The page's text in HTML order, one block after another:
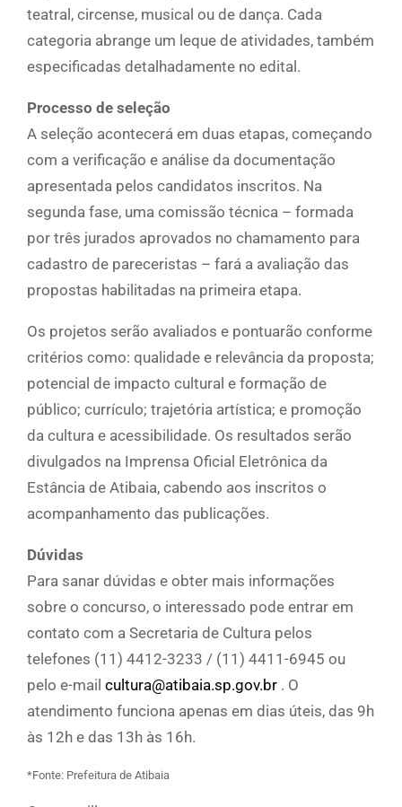
teatral, circense, musical ou de dança. Cada
categoria abrange um leque de atividades, também
especificadas detalhadamente no edital.
Processo de seleção
A seleção acontecerá em duas etapas, começando
com a verificação e análise da documentação
apresentada pelos candidatos inscritos. Na
segunda fase, uma comissão técnica – formada
por três jurados aprovados no chamamento para
cadastro de pareceristas – fará a avaliação das
propostas habilitadas na primeira etapa.
Os projetos serão avaliados e pontuarão conforme
critérios como: qualidade e relevância da proposta;
potencial de impacto cultural e formação de
público; currículo; trajetória artística; e promoção
da cultura e acessibilidade. Os resultados serão
divulgados na Imprensa Oficial Eletrônica da
Estância de Atibaia, cabendo aos inscritos o
acompanhamento das publicações.
Dúvidas
Para sanar dúvidas e obter mais informações
sobre o concurso, o interessado pode entrar em
contato com a Secretaria de Cultura pelos
telefones (11) 4412-3233 / (11) 4411-6945 ou
pelo e-mail cultura@atibaia.sp.gov.br . O
atendimento funciona apenas em dias úteis, das 9h
às 12h e das 13h às 16h.
*Fonte: Prefeitura de Atibaia